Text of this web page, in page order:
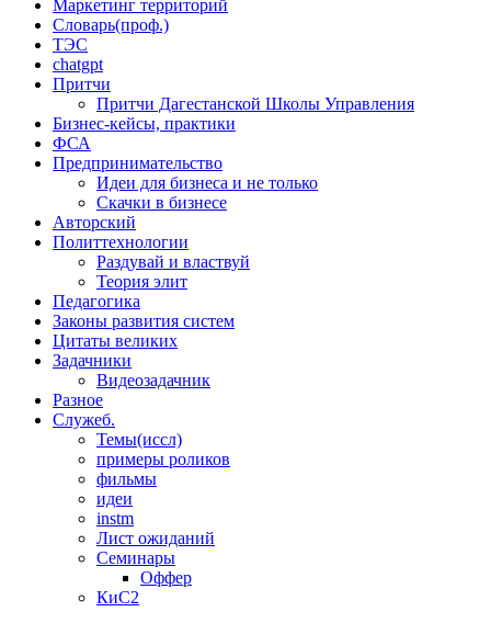
Маркетинг территорий
Словарь(проф.)
ТЭС
chatgpt
Притчи
Притчи Дагестанской Школы Управления
Бизнес-кейсы, практики
ФСА
Предпринимательство
Идеи для бизнеса и не только
Скачки в бизнесе
Авторский
Политтехнологии
Раздувай и властвуй
Теория элит
​Педагогика
Законы развития систем
Цитаты великих
Задачники
Видеозадачник
Разное
Служеб.
Темы(иссл)
примеры роликов
фильмы
идеи
instm
Лист ожиданий
Семинары
Оффер
КиС2